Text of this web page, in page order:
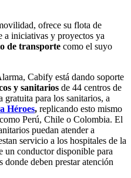
ofrece su flota de
a iniciativas y proyectos ya
de transporte como el suyo
Cabify está dando soporte
y sanitarios de 44 centros de
para los sanitarios, a
Héroes, replicando esto mismo
Perú, Chile o Colombia. El
puedan atender a
servicio a los hospitales de la
un conductor disponible para
deben prestar atención